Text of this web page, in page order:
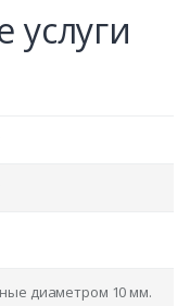
диаметром 10 мм.